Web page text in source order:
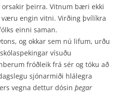
þeirra. Vitnum bæri ekki
engin vitni. Virðing þvílíkra
einni saman.
og okkar sem nú lifum, urðu
vísuðu
fróðleik frá sér og tóku að
sjónarmiði hlálegra
vegna dettur dósin þegar